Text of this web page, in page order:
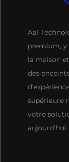
Aa1
premium, y
la maison
des
supérieure
votre
aujourd'hui.